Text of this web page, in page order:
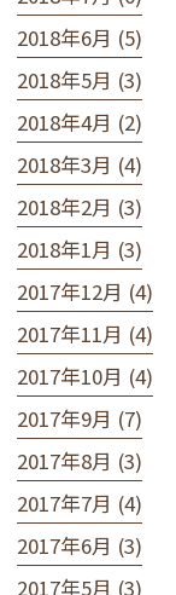
2018年6月 (5)
2018年5月 (3)
2018年4月 (2)
2018年3月 (4)
2018年2月 (3)
2018年1月 (3)
2017年12月 (4)
2017年11月 (4)
2017年10月 (4)
2017年9月 (7)
2017年8月 (3)
2017年7月 (4)
2017年6月 (3)
2017年5月 (3)